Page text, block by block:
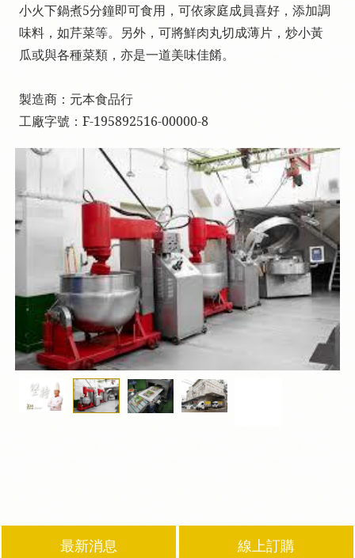
小火下鍋煮5分鐘即可食用，可依家庭成員喜好，添加調
味料，如芹菜等。另外，可將鮮肉丸切成薄片，炒小黃
瓜或與各種菜類，亦是一道美味佳餚。
製造商：元本食品行
工廠字號：F-195892516-00000-8
最新消息 線上訂購